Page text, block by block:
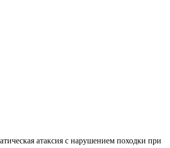
атаксия с нарушением походки при